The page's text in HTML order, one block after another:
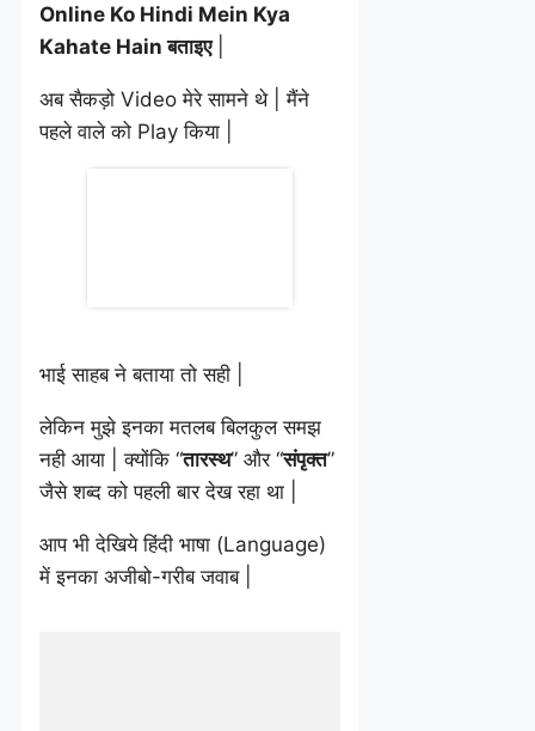
Online Ko Hindi Mein Kya
Kahate Hain बताइए|
अब सैकड़ो Video मेरे सामने थे | मैंने
पहले वाले को Play किया |
भाई साहब ने बताया तो सही |
लेकिन मुझे इनका मतलब बिलकुल समझ
नही आया | क्योंकि “तारस्थ” और “संपृक्त”
जैसे शब्द को पहली बार देख रहा था |
आप भी देखिये हिंदी भाषा (Language)
में इनका अजीबो-गरीब जवाब |